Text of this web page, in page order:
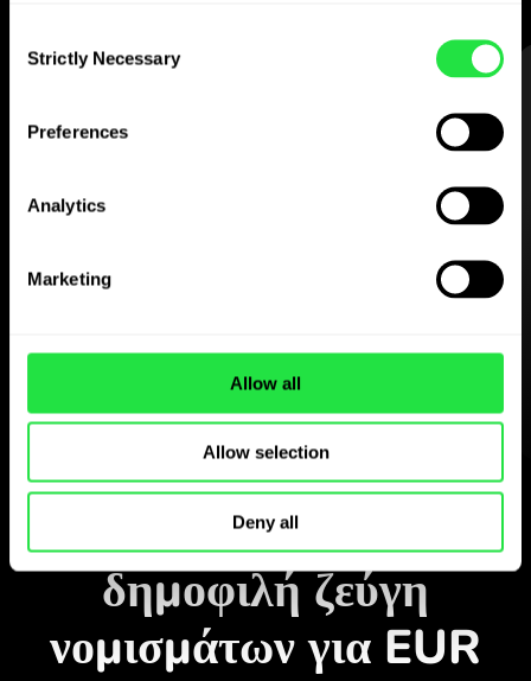
Selection
Strictly Necessary
Preferences
Analytics
Marketing
Allow all
Allow selection
Deny all
την εφαρμογή ZEN.COM
Παρακολουθήστε τα
δημοφιλή ζεύγη
νομισμάτων για EUR